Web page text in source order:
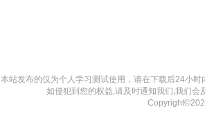
本站发布的仅为个人学习测试使用，请在下载后24小
如侵犯到您的权益,请及时通知我们,我们